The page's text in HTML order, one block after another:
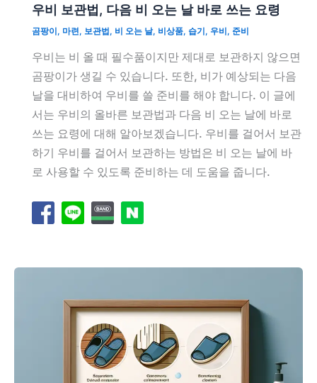
우비 보관법, 다음 비 오는 날 바로 쓰는 요령
곰팡이, 마련, 보관법, 비 오는 날, 비상품, 습기, 우비, 준비
우비는 비 올 때 필수품이지만 제대로 보관하지 않으면
곰팡이가 생길 수 있습니다. 또한, 비가 예상되는 다음
날을 대비하여 우비를 쓸 준비를 해야 합니다. 이 글에
서는 우비의 올바른 보관법과 다음 비 오는 날에 바로
쓰는 요령에 대해 알아보겠습니다. 우비를 걸어서 보관
하기 우비를 걸어서 보관하는 방법은 비 오는 날에 바
로 사용할 수 있도록 준비하는 데 도움을 줍니다.